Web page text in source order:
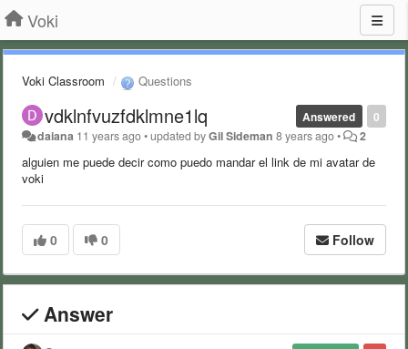
Voki
Voki Classroom Questions
0
Answered
vdklnfvuzfdklmne1lq
daiana 11 years ago•updated byGil Sideman 8 years ago• 2
alguien me puede decir como puedo mandar el link de mi avatar de
voki
0 0 Follow
Answer